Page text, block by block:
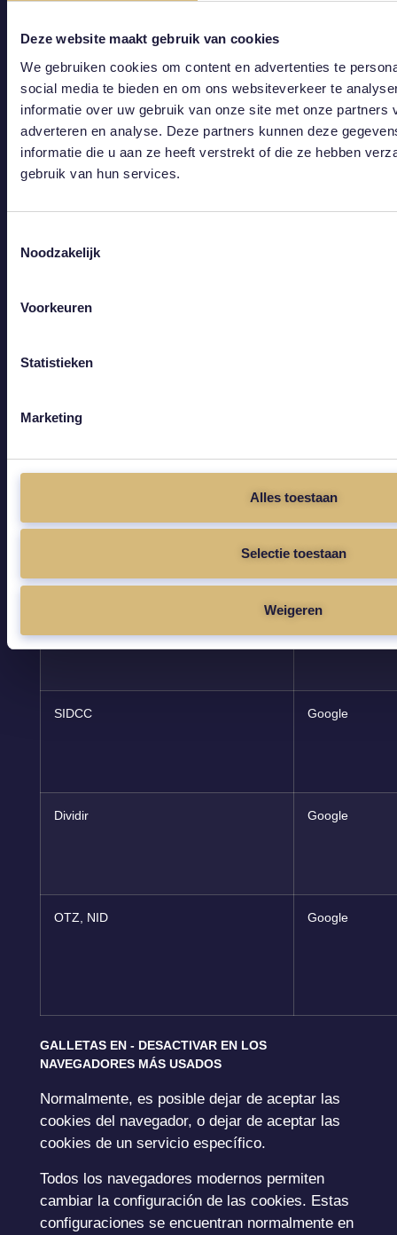
Deze website maakt gebruik van cookies
We gebruiken cookies om content en advertenties te
social media te bieden en om ons websiteverkeer te
informatie over uw gebruik van onze site met onze partners
adverteren en analyse. Deze partners kunnen deze
informatie die u aan ze heeft verstrekt of die ze hebben
gebruik van hun services.
Noodzakelijk
Voorkeuren
Statistieken
Marketing
Alles toestaan
Selectie toestaan
Weigeren
Período-de-verificación-rápida-yt-
SIDCC Google
Dividir Google
OTZ, NID Google
GALLETAS EN - DESACTIVAR EN LOS
NAVEGADORES MÁS USADOS
Normalmente, es posible dejar de aceptar las
cookies del navegador, o dejar de aceptar las
cookies de un servicio específico.
Todos los navegadores modernos permiten
cambiar la configuración de las cookies. Estas
configuraciones se encuentran normalmente en